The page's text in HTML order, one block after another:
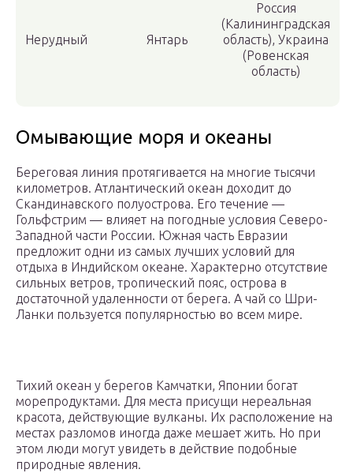
Нерудный Янтарь
Россия
(Калининградская
область), Украина
(Ровенская
область)
Омывающие моря и океаны
Береговая линия протягивается на многие тысячи
километров. Атлантический океан доходит до
Скандинавского полуострова. Его течение —
Гольфстрим — влияет на погодные условия Северо-
Западной части России. Южная часть Евразии
предложит одни из самых лучших условий для
отдыха в Индийском океане. Характерно отсутствие
сильных ветров, тропический пояс, острова в
достаточной удаленности от берега. А чай со Шри-
Ланки пользуется популярностью во всем мире.
Тихий океан у берегов Камчатки, Японии богат
морепродуктами. Для места присущи нереальная
красота, действующие вулканы. Их расположение на
местах разломов иногда даже мешает жить. Но при
этом люди могут увидеть в действие подобные
природные явления.